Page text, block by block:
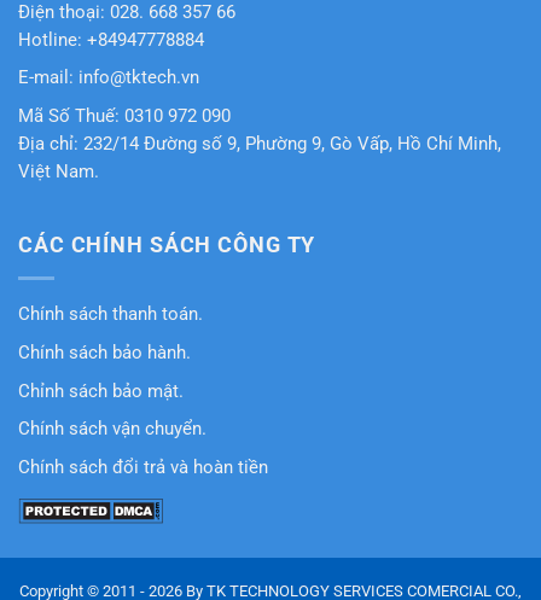
Điện thoại: 028. 668 357 66
Hotline: +84947778884
E-mail: info@tktech.vn
Mã Số Thuế: 0310 972 090
Địa chỉ: 232/14 Đường số 9, Phường 9, Gò Vấp, Hồ Chí Minh,
Việt Nam.
CÁC CHÍNH SÁCH CÔNG TY
Chính sách thanh toán.
Chính sách bảo hành.
Chỉnh sách bảo mật.
Chính sách vận chuyển.
Chính sách đổi trả và hoàn tiền
Copyright © 2011 - 2026 By TK TECHNOLOGY SERVICES COMERCIAL CO.,